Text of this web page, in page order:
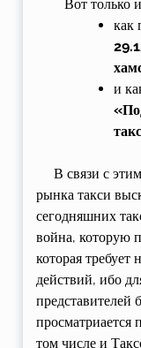
Вот только
как
и
В связи с
рынка такси
сегодняшних
война, которую
которая
действий, ибо
представителей
просматриается
том числе и